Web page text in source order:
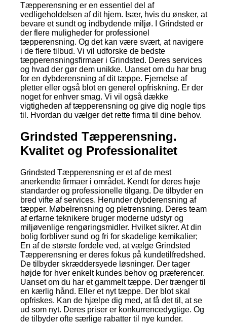
Tæpperensning er en essentiel del af
vedligeholdelsen af dit hjem. Især, hvis du ønsker, at
bevare et sundt og indbydende miljø. I Grindsted er
der flere muligheder for professionel
tæpperensning. Og det kan være svært, at navigere
i de flere tilbud. Vi vil udforske de bedste
tæpperensningsfirmaer i Grindsted. Deres services
og hvad der gør dem unikke. Uanset om du har brug
for en dybderensning af dit tæppe. Fjernelse af
pletter eller også blot en generel opfriskning. Er der
noget for enhver smag. Vi vil også dække
vigtigheden af tæpperensning og give dig nogle tips
til. Hvordan du vælger det rette firma til dine behov.
Grindsted Tæpperensning.
Kvalitet og Professionalitet
Grindsted Tæpperensning er et af de mest
anerkendte firmaer i området. Kendt for deres høje
standarder og professionelle tilgang. De tilbyder en
bred vifte af services. Herunder dybderensning af
tæpper. Møbelrensning og pletrensning. Deres team
af erfarne teknikere bruger moderne udstyr og
miljøvenlige rengøringsmidler. Hvilket sikrer. At din
bolig forbliver sund og fri for skadelige kemikalier;
En af de største fordele ved, at vælge Grindsted
Tæpperensning er deres fokus på kundetilfredshed.
De tilbyder skræddersyede løsninger. Der tager
højde for hver enkelt kundes behov og præferencer.
Uanset om du har et gammelt tæppe. Der trænger til
en kærlig hånd. Eller et nyt tæppe. Der blot skal
opfriskes. Kan de hjælpe dig med, at få det til, at se
ud som nyt. Deres priser er konkurrencedygtige. Og
de tilbyder ofte særlige rabatter til nye kunder.